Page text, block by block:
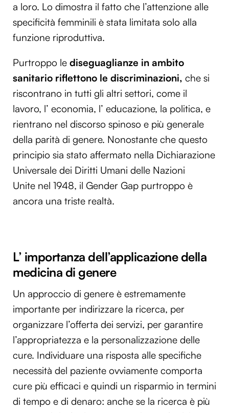
a loro. Lo dimostra il fatto che l’attenzione alle
specificità femminili è stata limitata solo alla
funzione riproduttiva.
Purtroppo le diseguaglianze in ambito
sanitario riflettono le discriminazioni, che si
riscontrano in tutti gli altri settori, come il
lavoro, l’ economia, l’ educazione, la politica, e
rientrano nel discorso spinoso e più generale
della parità di genere. Nonostante che questo
principio sia stato affermato nella Dichiarazione
Universale dei Diritti Umani delle Nazioni
Unite nel 1948, il Gender Gap purtroppo è
ancora una triste realtà.
L’ importanza dell’applicazione della
medicina di genere
Un approccio di genere è estremamente
importante per indirizzare la ricerca, per
organizzare l’offerta dei servizi, per garantire
l’appropriatezza e la personalizzazione delle
cure. Individuare una risposta alle specifiche
necessità del paziente ovviamente comporta
cure più efficaci e quindi un risparmio in termini
di tempo e di denaro: anche se la ricerca è più